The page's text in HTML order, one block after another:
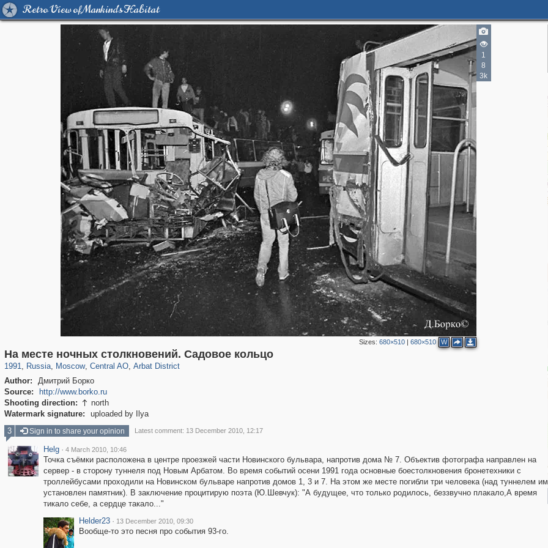
Retro View of Mankind's Habitat
1
8
3k
Sizes: 680×510| 680×510 W
На месте ночных столкновений. Садовое кольцо
1991, Russia
1,406,450 29,243
, Moscow
319,780 8,286
, Central AO
159,978 5,916
, Arbat District
13,485 356
Author:
Дмитрий Борко
Source:
http://www.borko.ru
Shooting direction:  north
Watermark signature:
uploaded by Ilya
2
3 Sign in to share your opinion Latest comment: 13 December 2010, 12:17
Helg · 4 March 2010, 10:46
Точка съёмки расположена в центре проезжей части Новинского бульвара, напротив дома № 7. Объектив фотографа направлен на
сервер - в сторону туннеля под Новым Арбатом. Во время событий осени 1991 года основные боестолкновения бронетехники с
троллейбусами проходили на Новинском бульваре напротив домов 1, 3 и 7. На этом же месте погибли три человека (над туннелем им
установлен памятник). В заключение процитирую поэта (Ю.Шевчук): "А будущее, что только родилось, беззвучно плакало,А время
тикало себе, а сердце такало..."
Helder23 · 13 December 2010, 09:30
Вообще-то это песня про события 93-го.